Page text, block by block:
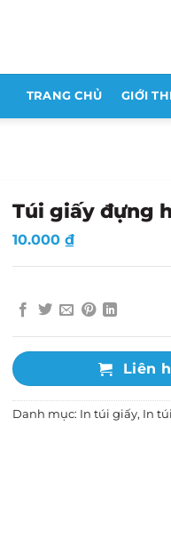
TRANG CHỦ GIỚI
Túi giấy đựng
10.000₫
Liên
Danh mục: In túi giấy, In